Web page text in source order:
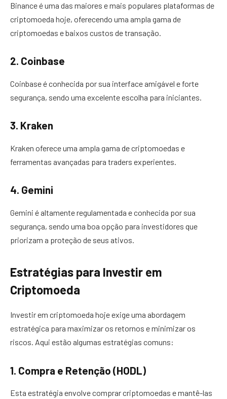
Binance é uma das maiores e mais populares plataformas de
criptomoeda hoje, oferecendo uma ampla gama de
criptomoedas e baixos custos de transação.
2. Coinbase
Coinbase é conhecida por sua interface amigável e forte
segurança, sendo uma excelente escolha para iniciantes.
3. Kraken
Kraken oferece uma ampla gama de criptomoedas e
ferramentas avançadas para traders experientes.
4. Gemini
Gemini é altamente regulamentada e conhecida por sua
segurança, sendo uma boa opção para investidores que
priorizam a proteção de seus ativos.
Estratégias para Investir em
Criptomoeda
Investir em criptomoeda hoje exige uma abordagem
estratégica para maximizar os retornos e minimizar os
riscos. Aqui estão algumas estratégias comuns:
1. Compra e Retenção (HODL)
Esta estratégia envolve comprar criptomoedas e mantê-las